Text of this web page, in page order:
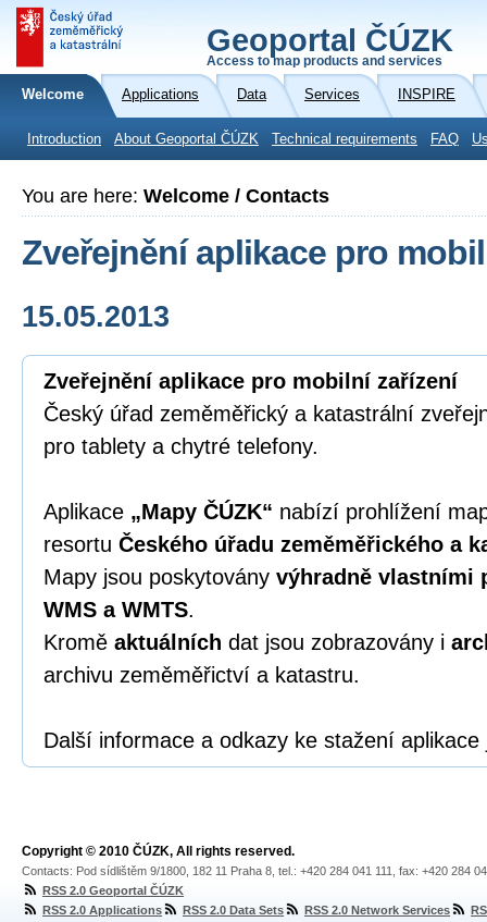
Geoportal ČÚZK
Access to map products and services
Welcome Applications Data Services INSPIRE
Introduction About Geoportal ČÚZK Technical requirements FAQ
You are here: Welcome / Contacts
Zveřejnění aplikace pro
15.05.2013
Zveřejnění aplikace pro mobilní zařízení
Český úřad zeměměřický a katastrální
pro tablety a chytré telefony.
Aplikace „Mapy ČÚZK“ nabízí prohlížení
resortu Českého úřadu zeměměřického a
Mapy jsou poskytovány výhradně vlastními
WMS a WMTS.
Kromě aktuálních dat jsou zobrazovány i
archivu zeměměřictví a katastru.
Další informace a odkazy ke stažení
Copyright © 2010 ČÚZK, All rights reserved.
Contacts: Pod sídlištěm 9/1800, 182 11 Praha 8, tel.: +420 284 041 111, fax: +420 284
RSS 2.0 Geoportal ČÚZK
RSS 2.0 Applications
RSS 2.0 Data Sets RSS 2.0 Network Services